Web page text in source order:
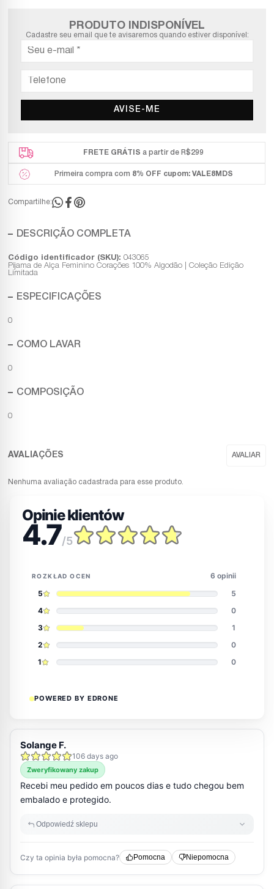
PRODUTO INDISPONÍVEL
Cadastre seu email que te avisaremos quando estiver disponível:
AVISE-ME
FRETE GRÁTIS a partir de R$299
Primeira compra com 8% OFF cupom: VALE8MDS
Compartilhe:
DESCRIÇÃO COMPLETA
Código identificador (SKU): 043065
Pijama de Alça Feminino Corações 100% Algodão | Coleção Edição
Limitada
ESPECIFICAÇÕES
0
COMO LAVAR
0
COMPOSIÇÃO
0
Nenhuma avaliação cadastrada para esse produto.